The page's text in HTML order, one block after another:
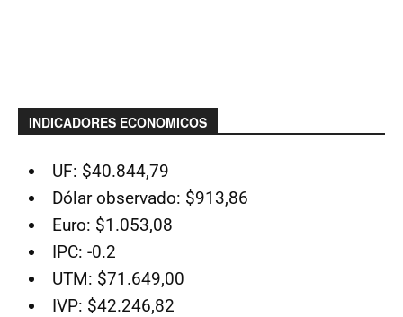
INDICADORES ECONOMICOS
UF: $40.844,79
Dólar observado: $913,86
Euro: $1.053,08
IPC: -0.2
UTM: $71.649,00
IVP: $42.246,82